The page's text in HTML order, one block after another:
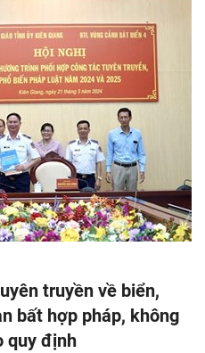
truyền về biển,
bất hợp pháp, không
quy định